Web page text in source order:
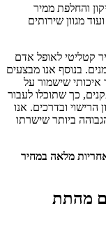
והחלפת ממיר
מגוון שירותים
קטליטי לאופל אדם
בנוסף אנו מבצעים
איכותי שישמור על
כך שתוכלו לעבור
הרישוי ובדרכים. אנו
ביותר שישרתו
מלאה במחיר
מהתת